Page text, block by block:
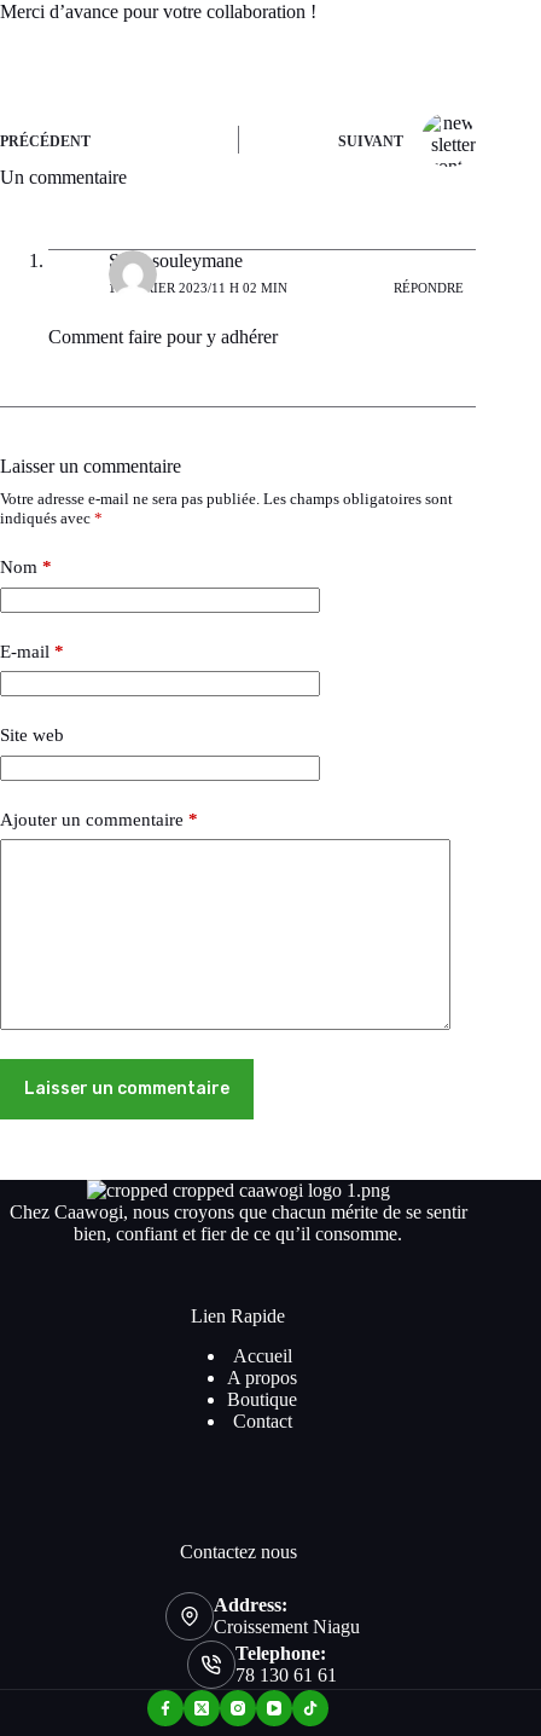
Merci d’avance pour votre collaboration !
PRÉCÉDENT SUIVANT
Un commentaire
Sylla souleymane
1 FÉVRIER 2023/11 H 02 MIN RÉPONDRE
Comment faire pour y adhérer
Laisser un commentaire
Votre adresse e-mail ne sera pas publiée. Les champs obligatoires sont
indiqués avec *
Nom *
E-mail *
Site web
Ajouter un commentaire *
Laisser un commentaire
Chez Caawogi, nous croyons que chacun mérite de se sentir
bien, confiant et fier de ce qu’il consomme.
Lien Rapide
Accueil
A propos
Boutique
Contact
Contactez nous
Address:
Croissement Niagu
Telephone:
78 130 61 61